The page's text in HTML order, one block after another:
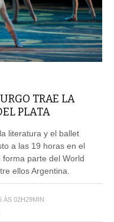
TRAE LA
PLATA
literatura y el ballet
a las 19 horas en el
parte del World
ellos Argentina.
ÀS 02H29MIN